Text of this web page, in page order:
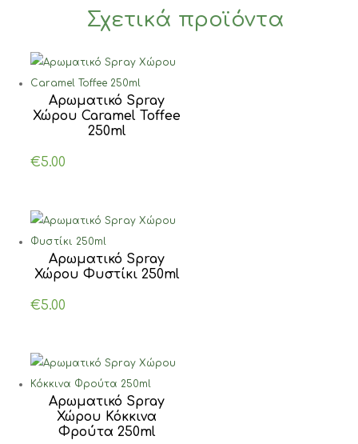
Σχετικά προϊόντα
Αρωματικό Spray
Χώρου Caramel Toffee
250ml
€5.00
Αρωματικό Spray
Χώρου Φυστίκι 250ml
€5.00
Αρωματικό Spray
Χώρου Κόκκινα
Φρούτα 250ml